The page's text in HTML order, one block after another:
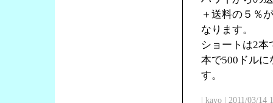
＋送料の５％
なります。
ショートは2本
本で500ドル
す。
| kayo | 2011/03/14